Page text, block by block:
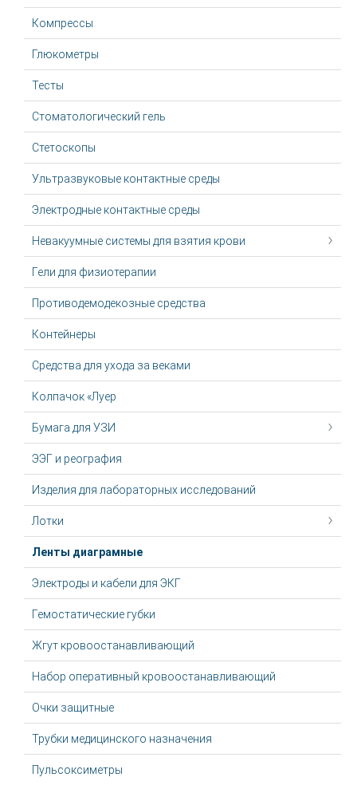
Компрессы
Глюкометры
Тесты
Стоматологический гель
Стетоскопы
Ультразвуковые контактные среды
Электродные контактные среды
Невакуумные системы для взятия крови
Гели для физиотерапии
Противодемодекозные средства
Контейнеры
Средства для ухода за веками
Колпачок «Луер
Бумага для УЗИ
ЭЭГ и реография
Изделия для лабораторных исследований
Лотки
Ленты диаграмные
Электроды и кабели для ЭКГ
Гемостатические губки
Жгут крoвooстaнaвливaющий
Набор оперативный кровоостанавливающий
Очки защитные
Трубки медицинского назначения
Пульсоксиметры